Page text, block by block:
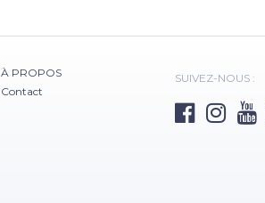
À PROPOS
Contact
SUIVEZ-NOUS :